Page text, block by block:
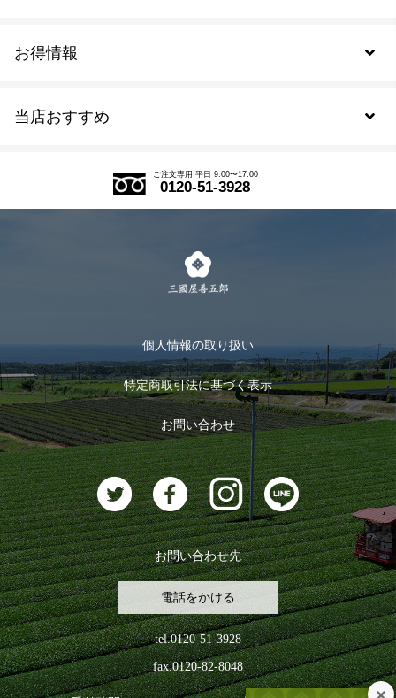
当店おすすめ
式部の香りシリーズ
お茶のギフト
おすすめのお茶
お茶に合うスイーツ
お得情報
会員規約について
ログイン
ログアウト
ご注文専用 平日 9:00〜17:00
0120-51-3928
個人情報の取り扱い
特定商取引法に基づく表示
お問い合わせ
お問い合わせ先
電話をかける
tel.0120-51-3928
fax.0120-82-8048